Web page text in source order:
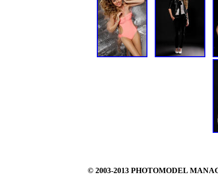
© 2003-2013 PHOTOMODEL